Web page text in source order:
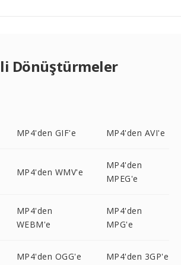
Dönüştürmeler
MP4'den GIF'e MP4'den AVI'e
MP4'den WMV'e
MP4'den
MPEG'e
MP4'den
WEBM'e
MP4'den
MPG'e
MP4'den OGG'e MP4'den 3GP'e